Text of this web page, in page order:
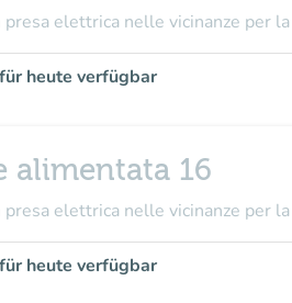
presa elettrica nelle vicinanze per
heute verfügbar
alimentata 16
presa elettrica nelle vicinanze per
heute verfügbar